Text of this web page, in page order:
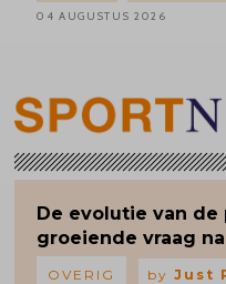
04 AUGUSTUS 2026
De evolutie van
groeiende vraag
OVERIG by Just